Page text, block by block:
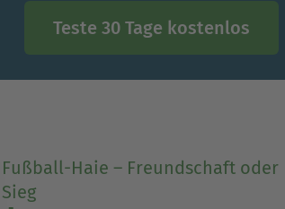
Teste 30 Tage kostenlos
Fußball-Haie – Freundschaft oder
Sieg